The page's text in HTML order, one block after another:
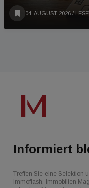
04. AUGUST 2026 /
Informiert
Treffen Sie eine Selektion
immoflash, Immobilien